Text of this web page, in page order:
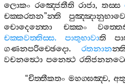
ලොකං රඤ‍්ජෙතීති රාජා, තස‍්ස
චක‍්කරතන”න‍්ති
චොදෙන‍්තො
චක‍්කං
චක‍්කවත‍්තිස‍්ස. පාතුභාවාති
ගණනපරිච‍්ඡෙදො. රතනානන‍්ති
වචනත්‍ථො පනෙත්‍ථ
“චිත‍්තීකතං මහග‍්ඝඤ‍්ච,